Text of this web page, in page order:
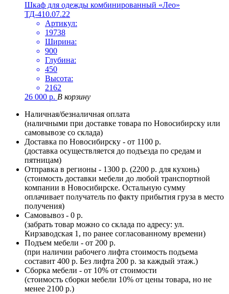
Шкаф для одежды комбинированный «Лео»
ТД-410.07.22
Артикул:
19738
Ширина:
900
Глубина:
450
Высота:
2162
26 000 р. В корзину
Наличная/безналичная оплата
(наличными при доставке товара по Новосибирску или
самовывозе со склада)
Доставка по Новосибирску - от 1100 р.
(доставка осуществляется до подъезда по средам и
пятницам)
Отправка в регионы - 1300 р. (2200 р. для кухонь)
(стоимость доставки мебели до любой транспортной
компании в Новосибирске. Остальную сумму
оплачивает получатель по факту прибытия груза в место
получения)
Самовывоз - 0 р.
(забрать товар можно со склада по адресу: ул.
Кирзаводская 1, по ранее согласованному времени)
Подъем мебели - от 200 р.
(при наличии рабочего лифта стоимость подъема
составит 400 р. Без лифта 200 р. за каждый этаж.)
Сборка мебели - от 10% от стоимости
(стоимость сборки мебели 10% от цены товара, но не
менее 2100 р.)